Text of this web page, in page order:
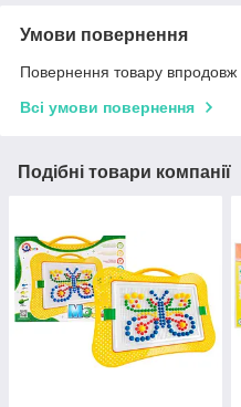
Умови повернення
Повернення товару впродовж
Всі умови повернення
Подібні товари компанії